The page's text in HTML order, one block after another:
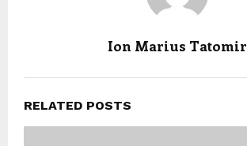
Ion Marius Tatomir
RELATED POSTS